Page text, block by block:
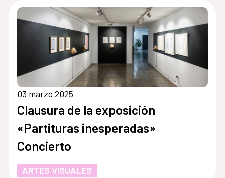
03 marzo 2025
Clausura de la exposición
«Partituras inesperadas»
Concierto
ARTES VISUALES